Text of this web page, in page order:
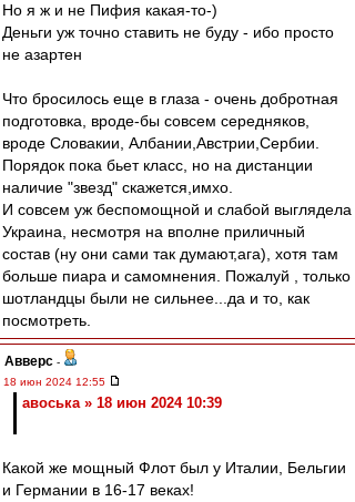
Но я ж и не Пифия какая-то-)
Деньги уж точно ставить не буду - ибо просто
не азартен
Что бросилось еще в глаза - очень добротная
подготовка, вроде-бы совсем середняков,
вроде Словакии, Албании,Австрии,Сербии.
Порядок пока бьет класс, но на дистанции
наличие "звезд" скажется,имхо.
И совсем уж беспомощной и слабой выглядела
Украина, несмотря на вполне приличный
состав (ну они сами так думают,ага), хотя там
больше пиара и самомнения. Пожалуй , только
шотландцы были не сильнее...да и то, как
посмотреть.
Авверс -
18 июн 2024 12:55
авоська » 18 июн 2024 10:39
Какой же мощный Флот был у Италии, Бельгии
и Германии в 16-17 веках!